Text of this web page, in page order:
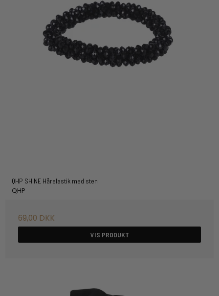
QHP SHINE Hårelastik med sten
QHP
69,00 DKK
VIS PRODUKT